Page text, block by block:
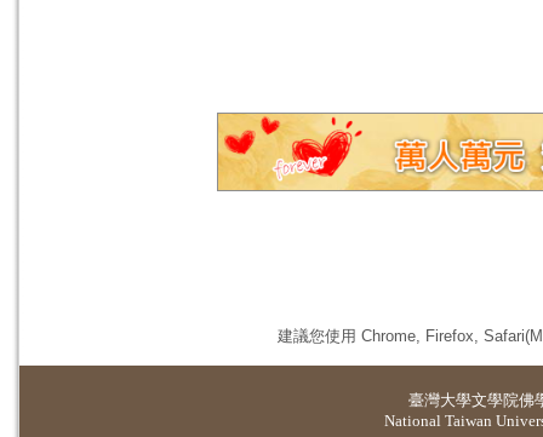
建議您使用 Chrome, Firefox,
臺灣大學文學院佛
National Taiwan